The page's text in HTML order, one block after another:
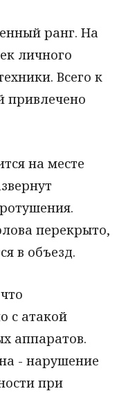
ранг. На
личного
Всего к
привлечено
на месте
перекрыто,
в объезд.
с атакой
аппаратов.
- нарушение
при